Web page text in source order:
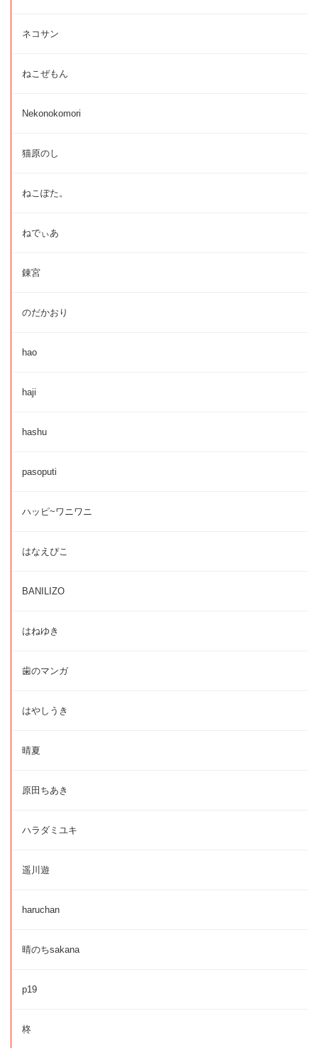
ネコサン
ねこぜもん
Nekonokomori
猫原のし
ねこぽた。
ねでぃあ
錬宮
のだかおり
hao
haji
hashu
pasoputi
ハッピ~ワニワニ
はなえぴこ
BANILIZO
はねゆき
歯のマンガ
はやしうき
晴夏
原田ちあき
ハラダミユキ
遥川遊
haruchan
晴のちsakana
p19
柊